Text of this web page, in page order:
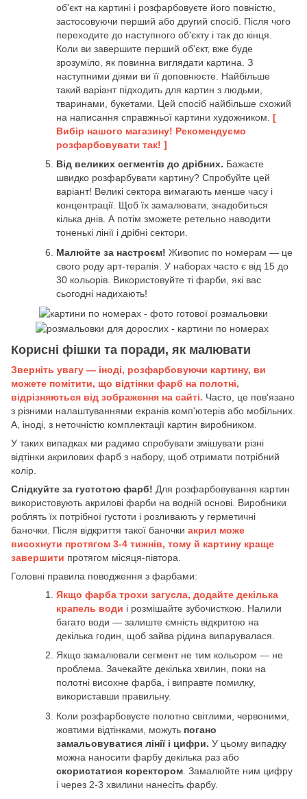
об'єкт на картині і розфарбовуєте його повністю,
застосовуючи перший або другий спосіб. Після чого
переходите до наступного об'єкту і так до кінця.
Коли ви завершите перший об'єкт, вже буде
зрозуміло, як повинна виглядати картина. З
наступними діями ви її доповнюєте. Найбільше
такий варіант підходить для картин з людьми,
тваринами, букетами. Цей спосіб найбільше схожий
на написання справжньої картини художником. [
Вибір нашого магазину! Рекомендуємо
розфарбовувати так! ]
Від великих сегментів до дрібних. Бажаєте
швидко розфарбувати картину? Спробуйте цей
варіант! Великі сектора вимагають менше часу і
концентрації. Щоб їх замалювати, знадобиться
кілька днів. А потім зможете ретельно наводити
тоненькі лінії і дрібні сектори.
Малюйте за настроєм! Живопис по номерам — це
свого роду арт-терапія. У наборах часто є від 15 до
30 кольорів. Використовуйте ті фарби, які вас
сьогодні надихають!
Корисні фішки та поради, як малювати
Зверніть увагу — іноді, розфарбовуючи картину, ви
можете помітити, що відтінки фарб на полотні,
відрізняються від зображення на сайті. Часто, це пов'язано
з різними налаштуваннями екранів комп'ютерів або мобільних.
А, іноді, з неточністю комплектації картин виробником.
У таких випадках ми радимо спробувати змішувати різні
відтінки акрилових фарб з набору, щоб отримати потрібний
колір.
Слідкуйте за густотою фарб! Для розфарбовування картин
використовують акрилові фарби на водній основі. Виробники
роблять їх потрібної густоти і розливають у герметичні
баночки. Після відкриття такої баночки акрил може
висохнути протягом 3-4 тижнів, тому й картину краще
завершити протягом місяця-півтора.
Головні правила поводження з фарбами:
Якщо фарба трохи загусла, додайте декілька
крапель води і розмішайте зубочисткою. Налили
багато води — залиште ємність відкритою на
декілька годин, щоб зайва рідина випарувалася.
Якщо замалювали сегмент не тим кольором — не
проблема. Зачекайте декілька хвилин, поки на
полотні висохне фарба, і виправте помилку,
використавши правильну.
Коли розфарбовуєте полотно світлими, червоними,
жовтими відтінками, можуть погано
замальовуватися лінії і цифри. У цьому випадку
можна наносити фарбу декілька раз або
скористатися коректором . Замалюйте ним цифру
і через 2-3 хвилини нанесіть фарбу.